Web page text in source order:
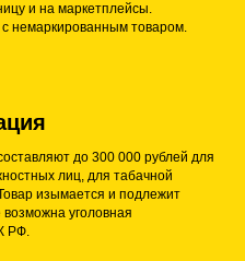
и на маркетплейсы.
немаркированным товаром.
до 300 000 рублей для
лиц, для табачной
изымается и подлежит
уголовная
РФ.